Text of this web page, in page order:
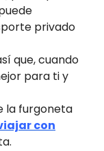
privado
que, cuando
para ti y
la furgoneta
con